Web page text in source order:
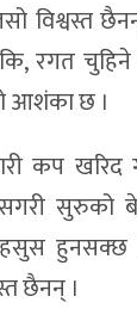
विश्वस्त
रगत चुहिने
आशंका छ ।
कप
सुरुको
हुनसक्छ
छैनन् ।